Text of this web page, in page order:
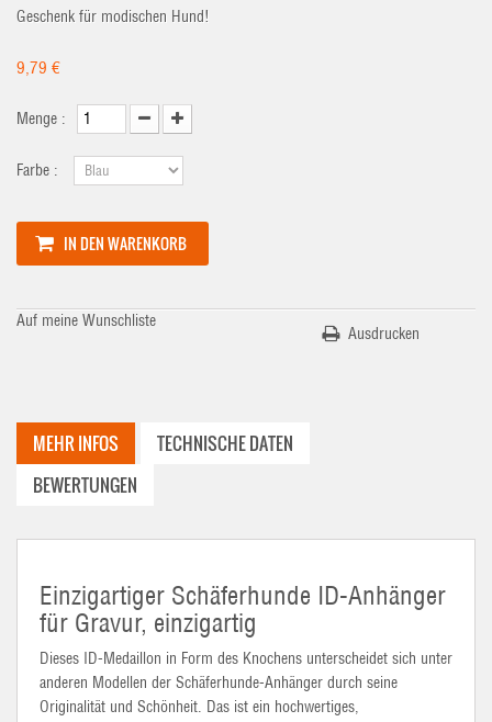
Geschenk für modischen Hund!
9,79 €
Menge :
Farbe :
IN DEN WARENKORB
Auf meine Wunschliste
Ausdrucken
MEHR INFOS
TECHNISCHE DATEN
BEWERTUNGEN
Einzigartiger Schäferhunde ID-Anhänger
für Gravur, einzigartig
Dieses ID-Medaillon in Form des Knochens unterscheidet sich unter
anderen Modellen der Schäferhunde-Anhänger durch seine
Originalität und Schönheit. Das ist ein hochwertiges,